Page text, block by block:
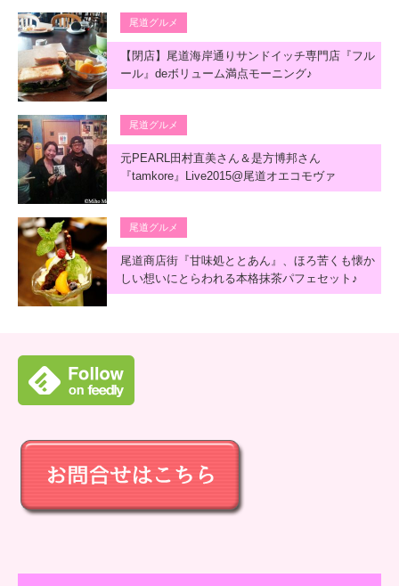
尾道グルメ
【閉店】尾道海岸通りサンドイッチ専門店『フル
ール』deボリューム満点モーニング♪
尾道グルメ
元PEARL田村直美さん＆是方博邦さん
『tamkore』Live2015@尾道オエコモヴァ
尾道グルメ
尾道商店街『甘味処ととあん』、ほろ苦くも懐か
しい想いにとらわれる本格抹茶パフェセット♪